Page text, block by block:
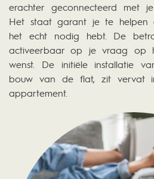
erachter geconnecteerd met
Het staat garant je te
het echt nodig hebt. De
activeerbaar op je vraag op
wenst. De initiële installatie
bouw van de flat, zit vervat
appartement.